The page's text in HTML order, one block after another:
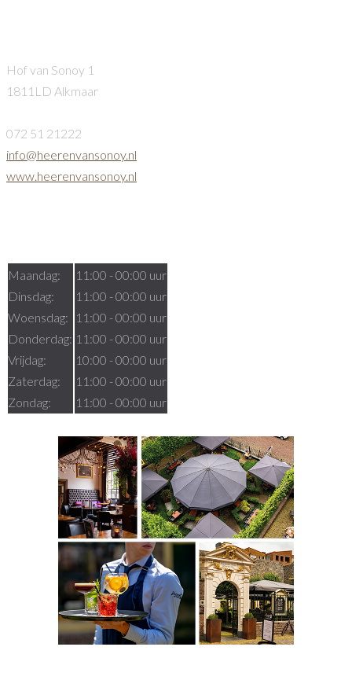
Hof van Sonoy 1
1811LD Alkmaar
072 51 21222
info@heerenvansonoy.nl
www.heerenvansonoy.nl
Maandag:
Dinsdag:
Woensdag:
Donderdag:
Vrijdag:
Zaterdag:
Zondag:
11:00 - 00:00 uur
11:00 - 00:00 uur
11:00 - 00:00 uur
11:00 - 00:00 uur
10:00 - 00:00 uur
11:00 - 00:00 uur
11:00 - 00:00 uur